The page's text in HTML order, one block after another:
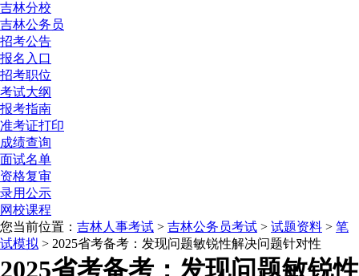
吉林分校
吉林公务员
招考公告
报名入口
招考职位
考试大纲
报考指南
准考证打印
成绩查询
面试名单
资格复审
录用公示
网校课程
您当前位置： 吉林人事考试 > 吉林公务员考试 > 试题资料 > 笔
试模拟 > 2025省考备考：发现问题敏锐性解决问题针对性
2025省考备考：发现问题敏锐性